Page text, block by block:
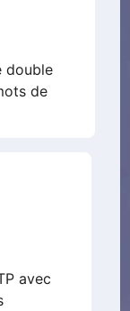
double
de
avec